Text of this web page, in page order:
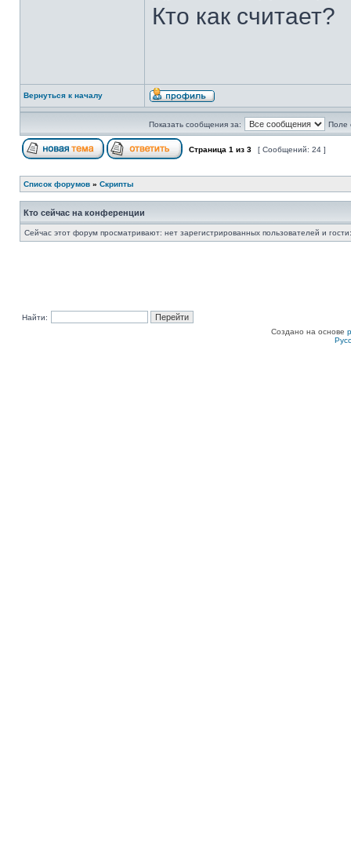
Кто как считает?
Вернуться к началу
Показать сообщения за: Поле
Страница 1 из 3 [ Сообщений: 24 ]
Список форумов » Скрипты
Кто сейчас на конференции
Сейчас этот форум просматривают: нет зарегистрированных пользователей и
Найти:
Создано на основе